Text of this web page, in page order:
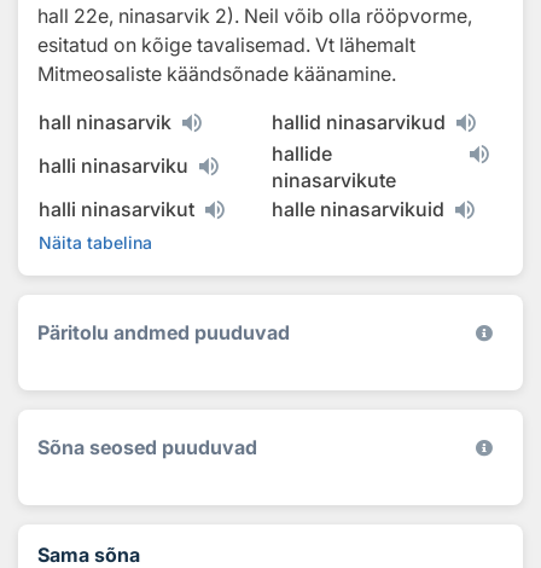
hall 22e, ninasarvik 2). Neil võib olla rööpvorme,
esitatud on kõige tavalisemad. Vt lähemalt
Mitmeosaliste käändsõnade käänamine.
hall ninasarvik
hallid ninasarvikud
halli ninasarviku
hallide
ninasarvikute
halli ninasarvikut
halle ninasarvikuid
Näita tabelina
Päritolu andmed puuduvad
Sõna seosed puuduvad
Sama sõna